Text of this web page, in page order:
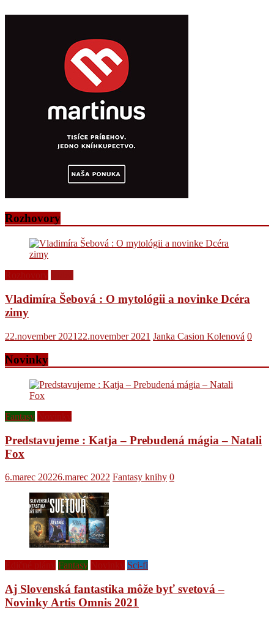
Rozhovory
Vladimíra Šebová : O mytológii a novinke Dcéra
zimy
22.november 2021 22.november 2021 Janka Casion Kolenová 0
Novinky
Fantasy
Predstavujeme : Katja – Prebudená mágia – Natali
Fox
6.marec 20226.marec 2022 Fantasy knihy 0
Fantasy Sci-fi
Aj Slovenská fantastika môže byť svetová –
Novinky Artis Omnis 2021